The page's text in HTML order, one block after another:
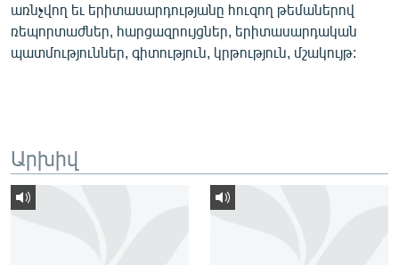
ԱՐԽԻՎ
ՏԵՍԱՆՅՈՒԹԵՐ
ՓՈԴՔԱՍԹ
Հայերեն
առնչվող եւ երիտասարդությանը հուզող թեմաներով
ռեպորտաժներ, հարցազրույցներ, երիտասարդական
պատմություններ, գիտություն, կրթություն, մշակույթ:
Արխիվ